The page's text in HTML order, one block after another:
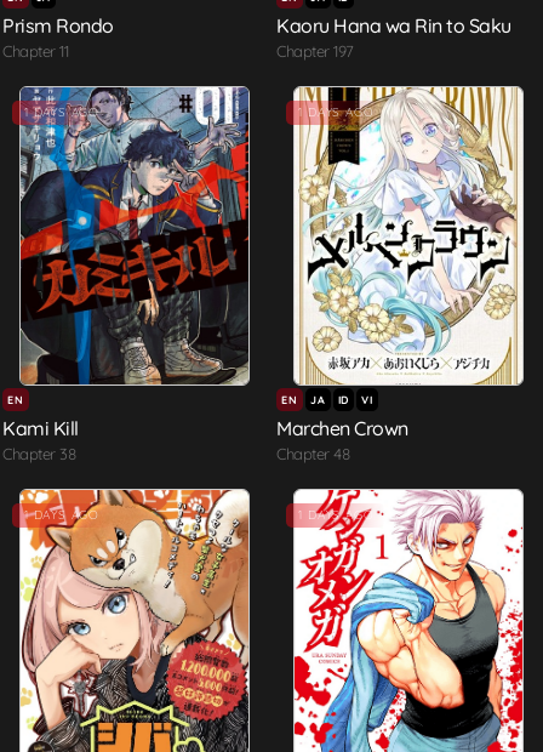
Prism Rondo
Chapter 11
Kaoru Hana wa Rin to Saku
Chapter 197
1 DAYS AGO
EN
Kami Kill
Chapter 38
1 DAYS AGO
EN JA ID VI
Marchen Crown
Chapter 48
1 DAYS AGO 1 DAYS AGO